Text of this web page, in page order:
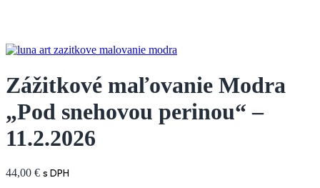
Zážitkové maľovanie Modra
„Pod snehovou perinou“ –
11.2.2026
44,00 € s DPH